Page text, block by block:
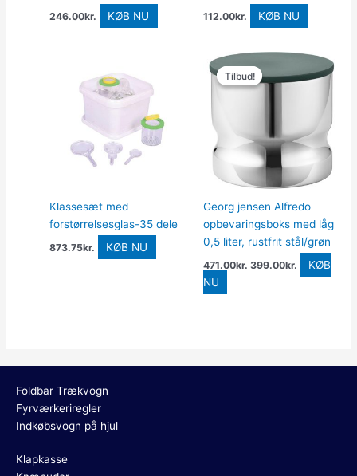
246.00kr. KØB NU 112.00kr. KØB NU
Klassesæt med
forstørrelsesglas-35 dele
873.75kr. KØB NU
Tilbud!
Tilbud!
Georg jensen Alfredo
opbevaringsboks med låg
0,5 liter, rustfrit stål/grøn
471.00kr.
Den
oprindelige
pris
399.00kr.
Den
aktuelle
pris
399.00kr..
KØB
NU
Foldbar Trækvogn
Fyrværkeriregler
Indkøbsvogn på hjul
Klapkasse